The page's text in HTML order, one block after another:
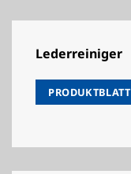
Lederreiniger
PRODUKTBLATT